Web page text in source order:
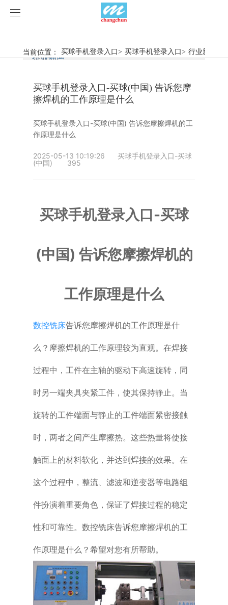
买球手机登录入口
旋弧焊机
连续驱动摩擦焊机
简易数控铣床
普通铣床
专用机床
其他机床
产品视频
企业动态
客户案例
荣誉资质
买球手机登录入口-买球(中国)
当前位置： 买球手机登录入口> 买球手机登录入口> 行业新闻
行业新闻
企业动态
买球手机登录入口-买球(中国) 告诉您摩
擦焊机的工作原理是什么
买球手机登录入口-买球(中国) 告诉您摩擦焊机的工
作原理是什么
2025-05-13 10:19:26
买球手机登录入口-买球
(中国)
395
买球手机登录入口-买球
(中国) 告诉您摩擦焊机的
工作原理是什么
数控铣床告诉您摩擦焊机的工作原理是什
么？摩擦焊机的工作原理较为直观。在焊接
过程中，工件在主轴的驱动下高速旋转，同
时另一端夹具夹紧工件，使其保持静止。当
旋转的工件端面与静止的工件端面紧密接触
时，两者之间产生摩擦热。这些热量将使接
触面上的材料软化，并达到焊接的效果。在
这个过程中，整流、滤波和逆变器等电路组
件扮演着重要角色，保证了焊接过程的稳定
性和可靠性。数控铣床告诉您摩擦焊机的工
作原理是什么？希望对您有所帮助。